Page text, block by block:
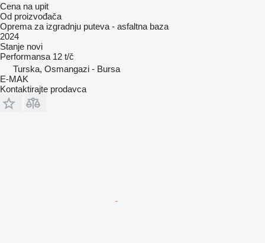
Cena na upit
Od proizvođača
Oprema za izgradnju puteva - asfaltna baza
2024
Stanje novi
Performansa 12 t/č
Turska, Osmangazi - Bursa
E-MAK
Kontaktirajte prodavca